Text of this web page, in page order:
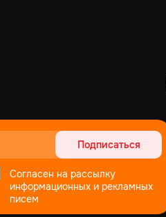
Подписаться
Согласен на рассылку
информационных и рекламных
писем